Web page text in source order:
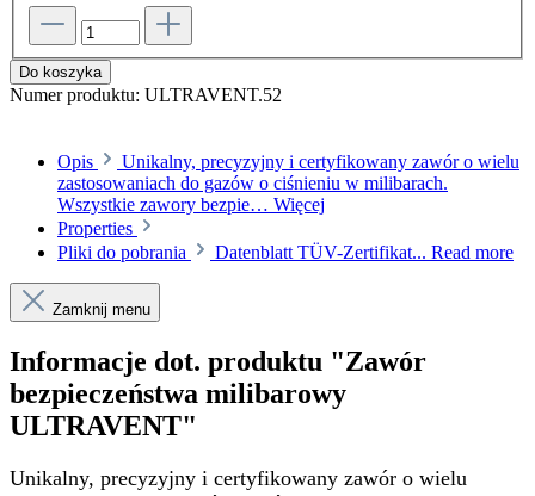
Do koszyka
Numer produktu: ULTRAVENT.52
Opis
Unikalny, precyzyjny i certyfikowany zawór o wielu
zastosowaniach do gazów o ciśnieniu w milibarach.
Wszystkie zawory bezpie… Więcej
Properties
Pliki do pobrania
Datenblatt TÜV-Zertifikat... Read more
Zamknij menu
Informacje dot. produktu "Zawór
bezpieczeństwa milibarowy
ULTRAVENT"
Unikalny, precyzyjny i certyfikowany zawór o wielu